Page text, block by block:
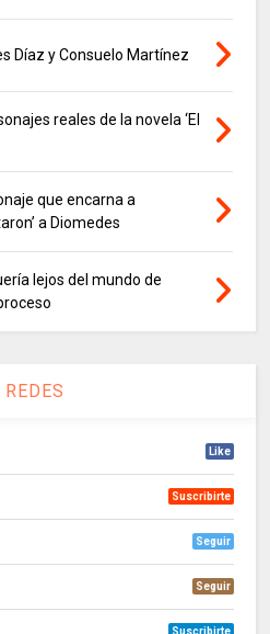
Díaz y Consuelo Martínez
reales de la novela ‘El
que encarna a
a Diomedes
lejos del mundo de
Like
Suscribirte
Seguir
Seguir
Suscribirte